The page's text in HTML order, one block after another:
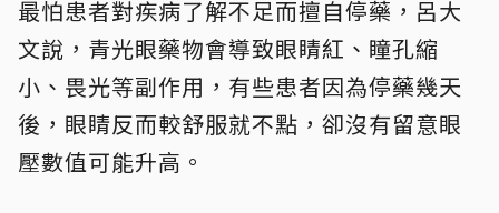
最怕患者對疾病了解不足而擅自停藥，呂大
文說，青光眼藥物會導致眼睛紅、瞳孔縮
小、畏光等副作用，有些患者因為停藥幾天
後，眼睛反而較舒服就不點，卻沒有留意眼
壓數值可能升高。